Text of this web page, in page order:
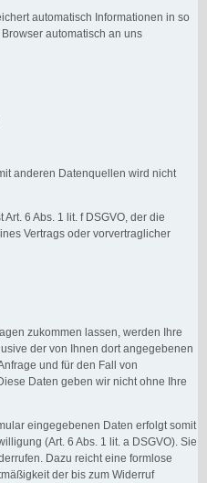
automatisch Informationen in so
automatisch an uns
anderen Datenquellen wird nicht
6 Abs. 1 lit. f DSGVO, der die
Vertrags oder vorvertraglicher
zukommen lassen, werden Ihre
der von Ihnen dort angegebenen
und für den Fall von
Daten geben wir nicht ohne Ihre
eingegebenen Daten erfolgt somit
(Art. 6 Abs. 1 lit. a DSGVO). Sie
Dazu reicht eine formlose
der bis zum Widerruf